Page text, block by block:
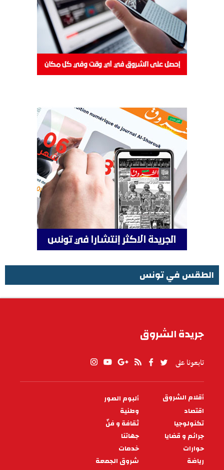
الطقس في تونس
جريدة الشروق
تابعونا على
PIED
DE
PAGE
أقلام الشروق
ألبوم الصور
اقتصاد
وطنية
تكنولوجيا
ثقافة و فنّ
جرائم و قضايا
جهاتنا
حوارات
خدمات
رياضة
شروق الجمعة